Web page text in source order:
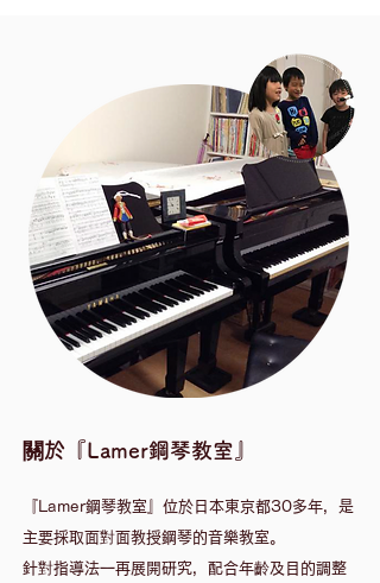
關於『Lamer鋼琴教室』
『Lamer鋼琴教室』位於日本東京都30多年，是
主要採取面對面教授鋼琴的音樂教室。
針對指導法一再展開研究，配合年齡及目的調整